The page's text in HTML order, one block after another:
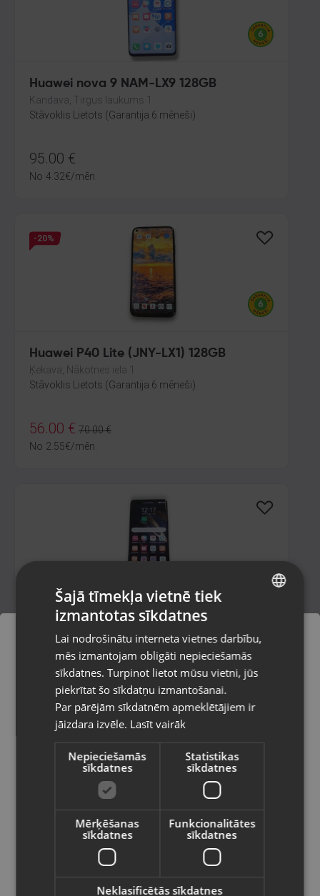
Huawei nova 9 NAM-LX9 128GB
Kandava, Tirgus laukums 1
Stāvoklis Lietots (Garantija 6 mēneši)
95.00 €
No 4.32€/mēn.
-20%
Huawei P40 Lite (JNY-LX1) 128GB
Ķekava, Nākotnes iela 1
Stāvoklis Lietots (Garantija 6 mēneši)
56.00 € 70.00€
No 2.55€/mēn.
Huawei Nova 10 Pro GLA-LX1 256GB
Madona, Saules iela 6a
Stāvoklis Lietots (Garantija 6 mēneši)
145.00€
/mēn.
Huawei nova 10 Pro GLA-LX1 256GB
Pasūtījumi tiks piegādāti uz
izvēlēto valsti
Vietnes saturs būs attēlots izvēlētajā
valodā
Valsts
Latviešu / Latvian
RUSSIAN
Šajā tīmekļa vietnē tiek
izmantotas sīkdatnes
Lai nodrošinātu interneta vietnes darbību,
mēs izmantojam obligāti nepieciešamās
sīkdatnes. Turpinot lietot mūsu vietni, jūs
piekrītat šo sīkdatņu izmantošanai.
Par pārējām sīkdatnēm apmeklētājiem ir
jāizdara izvēle. Lasīt vairāk
Nepieciešamās
sīkdatnes
Statistikas
sīkdatnes
Mērķēšanas
sīkdatnes
Funkcionalitātes
sīkdatnes
Neklasificētās sīkdatnes